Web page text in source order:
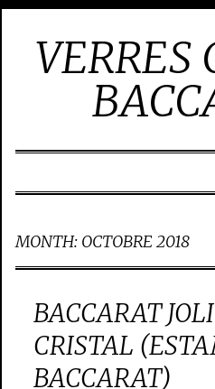
VERRES
MONTH: OCTOBRE 2018
BACCARAT
CRISTAL
BACCARAT)